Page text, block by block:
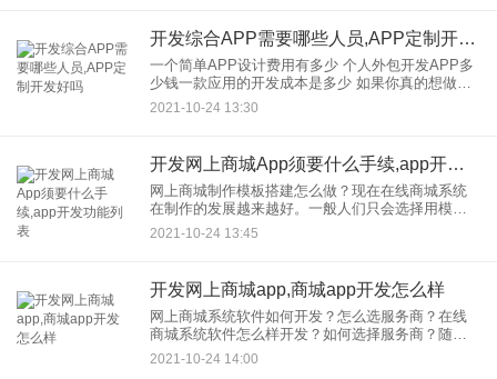
开发综合APP需要哪些人员,APP定制开发好吗
一个简单APP设计费用有多少 个人外包开发APP多
少钱一款应用的开发成本是多少 如果你真的想做一
个好的APP，你得考虑做一个IOS和安卓平台的
APP，同时选择一个好的开发团队。这是非常重要
2021-10-24 13:30
开发网上商城App须要什么手续,app开发功能列表
网上商城制作模板搭建怎么做？现在在线商城系统
在制作的发展越来越好。一般人们只会选择用模板
在制作建设线上商城系统因此，即使你选择模板，
企业还是需要做好管控，所以今天小编就跟大家分
2021-10-24 13:45
开发网上商城app,商城app开发怎么样
网上商城系统软件如何开发？怎么选服务商？在线
商城系统软件怎么样开发？如何选择服务商？随着
互联网技术的快速发展趋势，线上商城系统成为热
门话题，移动电商颠覆传统运营模式，整合从制
2021-10-24 14:00